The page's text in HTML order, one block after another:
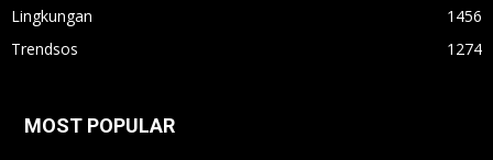
Lingkungan
1456
Trendsos
1274
MOST POPULAR